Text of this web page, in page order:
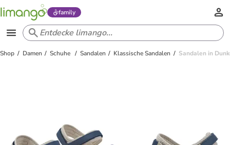
family
Shop Damen Schuhe Sandalen Klassische Sandalen Sandalen in